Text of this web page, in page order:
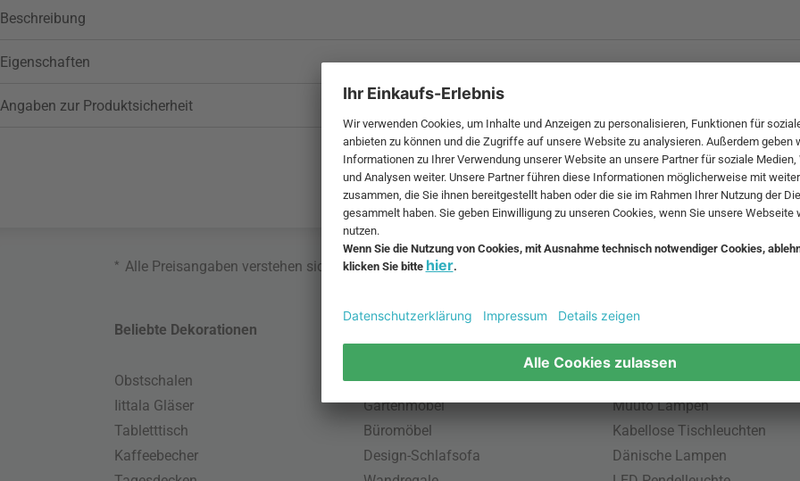
Beschreibung
Eigenschaften
Angaben zur Produktsicherheit
* Alle Preisangaben verstehen sich inklusive MwSt. und zzgl.
Beliebte Dekorationen
Obstschalen
Iittala Gläser
Tabletttisch
Kaffeebecher
Skandinavische Möbel
Gartenmöbel
Büromöbel
Design-Schlafsofa
Pendellampe für Außen
Muuto Lampen
Kabellose Tischleuchten
Dänische Lampen